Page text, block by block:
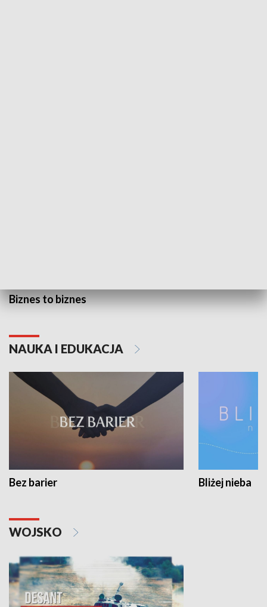
Biznes to biznes
NAUKA I EDUKACJA
Bez barier Bliżej nieba
WOJSKO